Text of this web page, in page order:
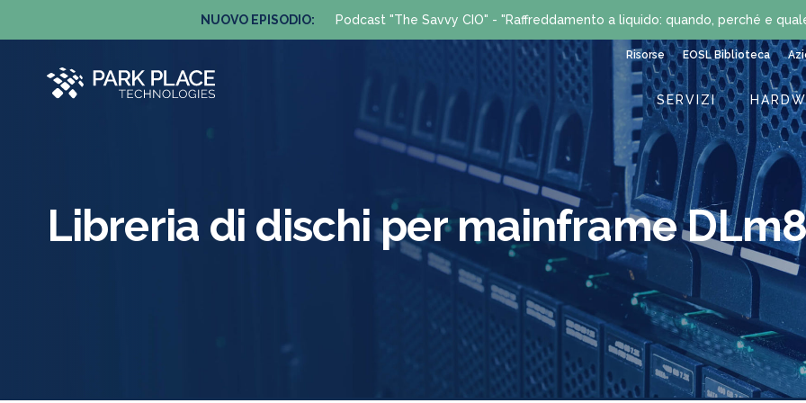
NUOVO EPISODIO: Podcast "The Savvy CIO" - "Raffreddamento a liquido: quando, perché e
Risorse EOSL Biblioteca
SERVIZI
Libreria di dischi per mainframe